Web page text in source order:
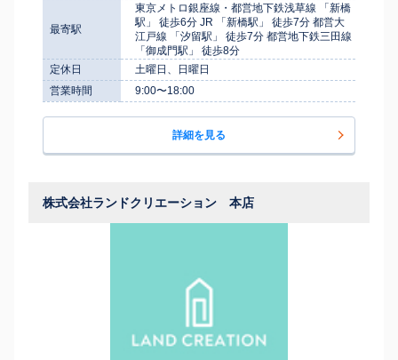
最寄駅
東京メトロ銀座線・都営地下鉄浅草線 「新橋
駅」 徒歩6分 JR 「新橋駅」 徒歩7分 都営大
江戸線 「汐留駅」 徒歩7分 都営地下鉄三田線
「御成門駅」 徒歩8分
定休日
土曜日、日曜日
営業時間
9:00〜18:00
詳細を見る
株式会社ランドクリエーション 本店